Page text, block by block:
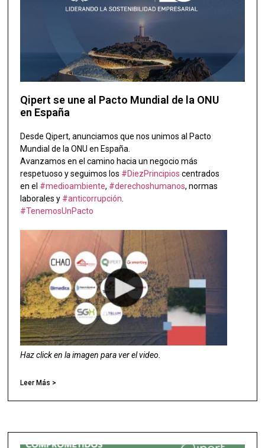
Qipert se une al Pacto Mundial de la ONU
en España
Desde Qipert, anunciamos que nos unimos al Pacto
Mundial de la ONU en España.
Avanzamos en el camino hacia un negocio más
respetuoso y seguimos los #DiezPrincipios centrados
en el #medioambiente, #derechoshumanos, normas
laborales y #anticorrupción.
#TenemosUnPacto
Haz click en la imagen para ver el video.
Leer Más >